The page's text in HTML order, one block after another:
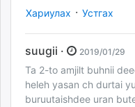
Хариулах · Устгах
suugii · 2019/01/29
Ta 2-to amjilt buhnii
heleh yasan ch durtai
buruutaishdee uran